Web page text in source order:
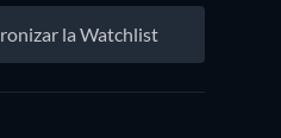
la Watchlist